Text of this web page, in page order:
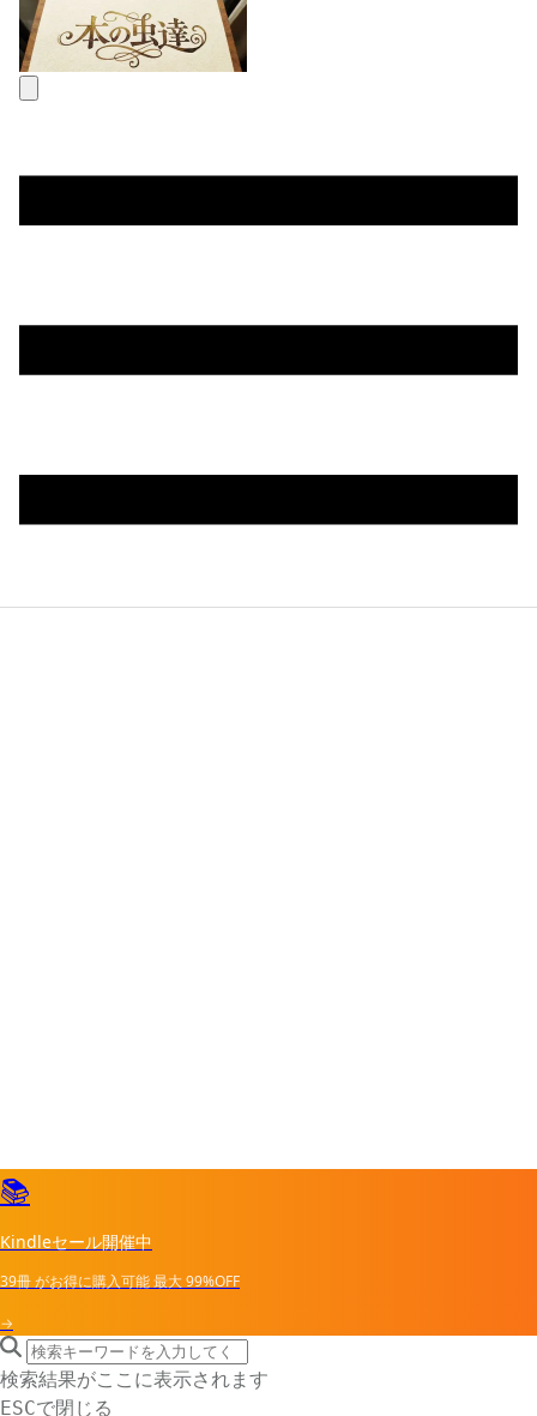
📚
Kindleセール開催中
39冊がお得に購入可能最大99%OFF
→
search icon
サイト内検索
検索結果がここに表示されます
ESCで閉じる